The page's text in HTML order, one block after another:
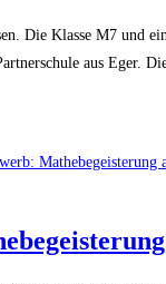
Die Klasse M7 und
aus Eger.